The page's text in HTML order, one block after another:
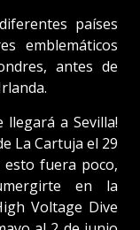
países
emblemáticos
antes de
llegará a Sevilla!
La Cartuja el 29
fuera poco,
en la
Voltage Dive